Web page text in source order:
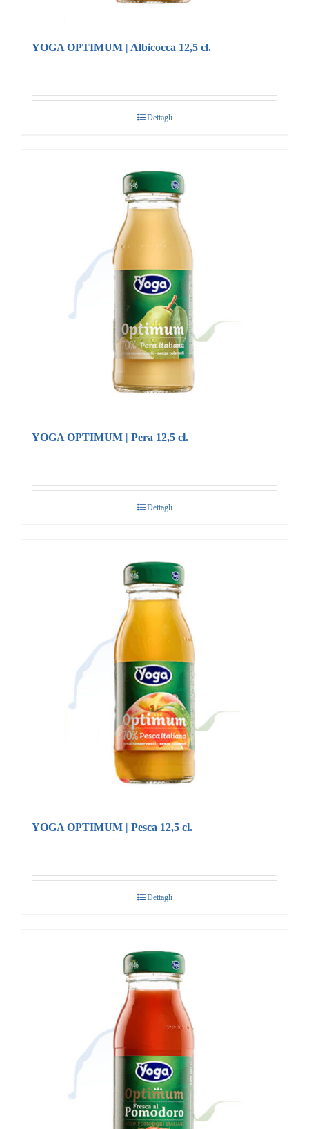
YOGA OPTIMUM | Albicocca 12,5 cl.
Dettagli
YOGA OPTIMUM | Pera 12,5 cl.
Dettagli
YOGA OPTIMUM | Pesca 12,5 cl.
Dettagli